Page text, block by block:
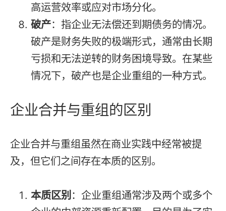
高运营效率或应对市场分化。
破产：指企业无法偿还到期债务的情况。
破产是财务失败的极端形式，通常由长期
亏损和无法逆转的财务困境导致。在某些
情况下，破产也是企业重组的一种方式。
企业合并与重组的区别
企业合并与重组虽然在商业实践中经常被提
及，但它们之间存在本质的区别。
本质区别 ：企业重组通常涉及两个或多个